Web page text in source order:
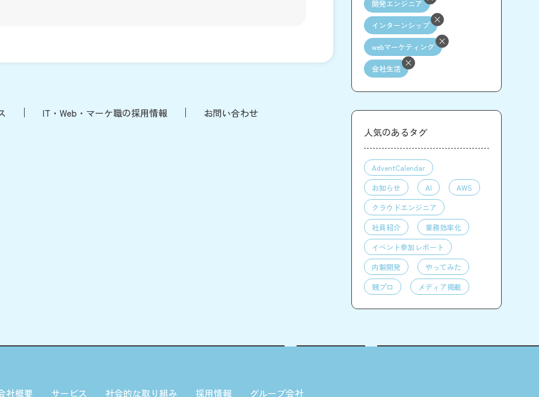
IT・Web・マーケ職の採用情報 お問い合わせ
開発エンジニア
インターンシップ
webマーケティング
会社生活
人気のあるタグ
AdventCalendar
お知らせ
AI
AWS
クラウドエンジニア
社員紹介
業務効率化
イベント参加レポート
内製開発
やってみた
競プロ
メディア掲載
社概要 サービス 社会的な取り組み 採用情報 グループ会社